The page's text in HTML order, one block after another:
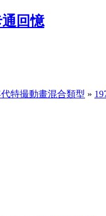
特撮動畫混合類型 »